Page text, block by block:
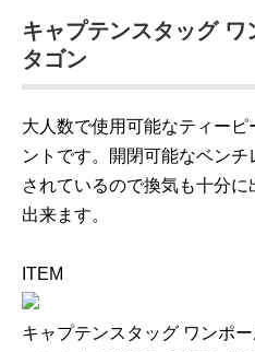
キャプテンスタッグ ワ
タゴン
大人数で使用可能なティー
ントです。開閉可能なベン
されているので換気も十分
出来ます。
ITEM
キャプテンスタッグ ワンポ